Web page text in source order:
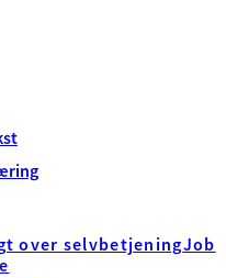
over selvbetjeningJob